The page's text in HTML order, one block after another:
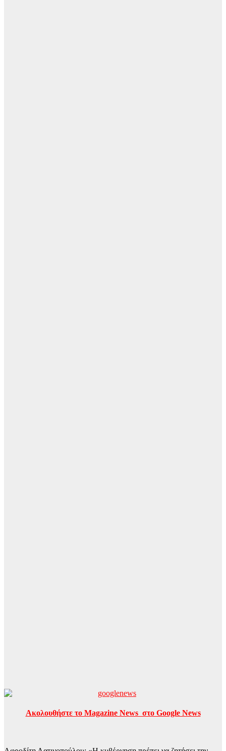
Ακολουθήστε το Magazine News στο Google News